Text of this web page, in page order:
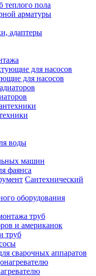
теплого пола
арматуры
адаптеры
для насосов
воды
машин
фаянса
Сантехнический
оборудования
труб
и американок
труб
сварочных аппаратов